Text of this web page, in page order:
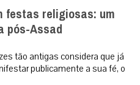
festas religiosas: um
pós-Assad
tão antigas considera que já
publicamente a sua fé, o